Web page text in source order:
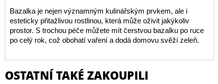
Bazalka je nejen významným kulinářským prvkem, ale i
esteticky přitažlivou rostlinou, která může oživit jakýkoliv
prostor. S trochou péče můžete mít čerstvou bazalku po ruce
po celý rok, což obohatí vaření a dodá domovu svěží zeleň.
OSTATNÍ TAKÉ ZAKOUPILI